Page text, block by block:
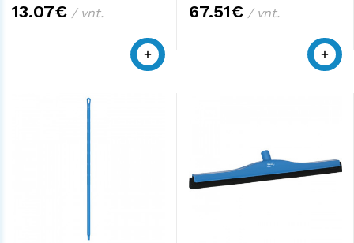
13.07€ / vnt. 67.51€ / vnt.